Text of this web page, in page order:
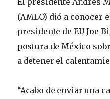
(AMLO) dió a conocer
presidente de EU Joe
postura de México
a detener el
“Acabo de enviar una